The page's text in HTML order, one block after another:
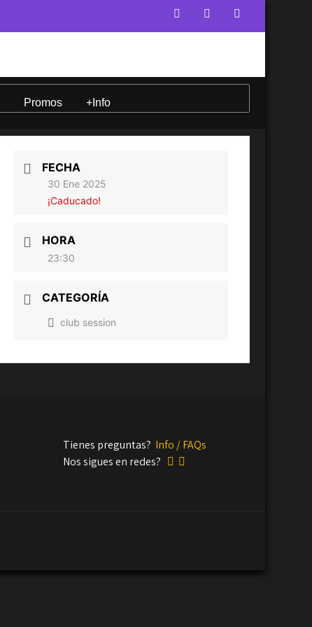
Promos +Info
FECHA
30 Ene 2025
¡Caducado!
HORA
23:30
CATEGORÍA
club session
Tienes preguntas? Info / FAQs
Nos sigues en redes?